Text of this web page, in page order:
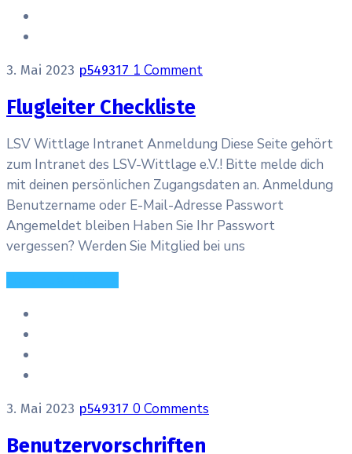
3. Mai 2023 p549317 1 Comment
Flugleiter Checkliste
LSV Wittlage Intranet Anmeldung Diese Seite gehört
zum Intranet des LSV-Wittlage e.V.! Bitte melde dich
mit deinen persönlichen Zugangsdaten an. Anmeldung
Benutzername oder E-Mail-Adresse Passwort
Angemeldet bleiben Haben Sie Ihr Passwort
vergessen? Werden Sie Mitglied bei uns
3. Mai 2023 p549317 0 Comments
Benutzervorschriften